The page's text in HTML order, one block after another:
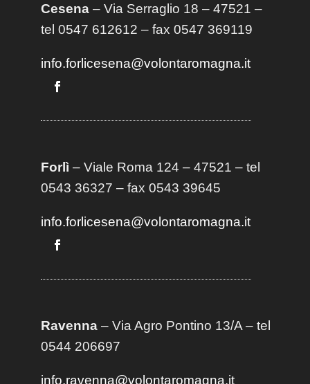
Cesena– Via Serraglio 18 – 47521 –
tel 0547 612612 – fax 0547 369119
info.forlicesena@volontaromagna.it
Forlì – Viale Roma 124 – 47521 – tel
0543 36327 – fax 0543 39645
info.forlicesena@volontaromagna.it
Ravenna– Via Agro Pontino 13/A– tel
0544 206697
info.ravenna@volontaromagna.it